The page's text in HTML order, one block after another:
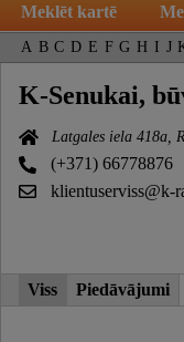
Meklēt kartē
A B C D E F G H I J
K-Senukai,
Latgales iela 418a,
(+371) 66778876
klientuserviss@k-
Viss Piedāvājumi